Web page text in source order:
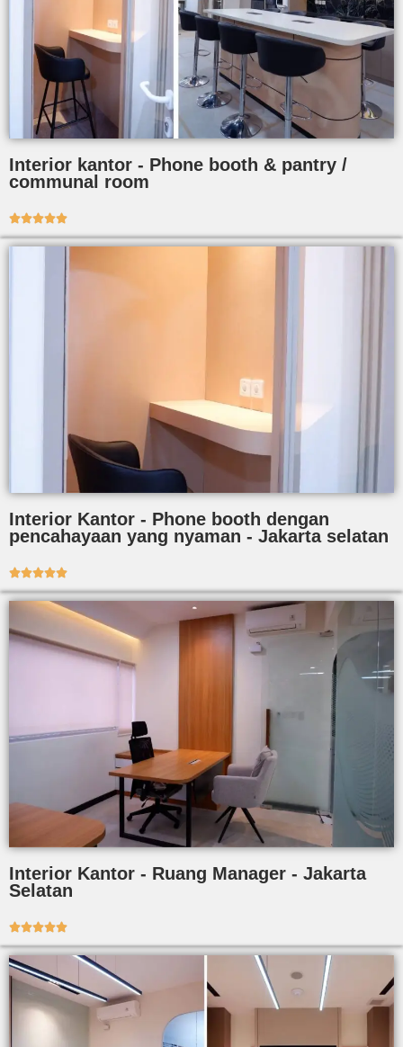
Interior kantor - Phone booth & pantry /
communal room

Interior Kantor - Phone booth dengan
pencahayaan yang nyaman - Jakarta selatan

Interior Kantor - Ruang Manager - Jakarta
Selatan
